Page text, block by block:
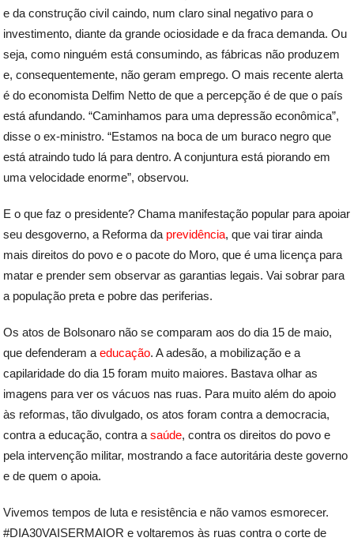
e da construção civil caindo, num claro sinal negativo para o
investimento, diante da grande ociosidade e da fraca demanda. Ou
seja, como ninguém está consumindo, as fábricas não produzem
e, consequentemente, não geram emprego. O mais recente alerta
é do economista Delfim Netto de que a percepção é de que o país
está afundando. “Caminhamos para uma depressão econômica”,
disse o ex-ministro. “Estamos na boca de um buraco negro que
está atraindo tudo lá para dentro. A conjuntura está piorando em
uma velocidade enorme”, observou.
E o que faz o presidente? Chama manifestação popular para apoiar
seu desgoverno, a Reforma da previdência, que vai tirar ainda
mais direitos do povo e o pacote do Moro, que é uma licença para
matar e prender sem observar as garantias legais. Vai sobrar para
a população preta e pobre das periferias.
Os atos de Bolsonaro não se comparam aos do dia 15 de maio,
que defenderam aeducação. A adesão, a mobilização e a
capilaridade do dia 15 foram muito maiores. Bastava olhar as
imagens para ver os vácuos nas ruas. Para muito além do apoio
às reformas, tão divulgado, os atos foram contra a democracia,
contra a educação, contra asaúde, contra os direitos do povo e
pela intervenção militar, mostrando a face autoritária deste governo
e de quem o apoia.
Vivemos tempos de luta e resistência e não vamos esmorecer.
#DIA30VAISERMAIOR e voltaremos às ruas contra o corte de